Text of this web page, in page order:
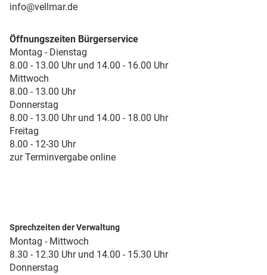
info@vellmar.de
Öffnungszeiten Bürgerservice
Montag - Dienstag
8.00 - 13.00 Uhr und 14.00 - 16.00 Uhr
Mittwoch
8.00 - 13.00 Uhr
Donnerstag
8.00 - 13.00 Uhr und 14.00 - 18.00 Uhr
Freitag
8.00 - 12-30 Uhr
zur Terminvergabe online
Sprechzeiten der Verwaltung
Montag - Mittwoch
8.30 - 12.30 Uhr und 14.00 - 15.30 Uhr
Donnerstag